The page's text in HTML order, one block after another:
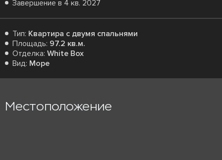
Завершение в 4 кв. 2027
Тип: Квартира с двумя спальнями
Площадь: 97.2 кв.м.
Отделка: White Box
Вид: Море
Местоположение